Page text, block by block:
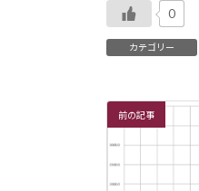
0
カテゴリー
前の記事